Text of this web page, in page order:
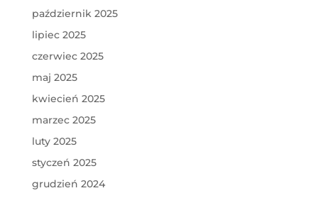
październik 2025
lipiec 2025
czerwiec 2025
maj 2025
kwiecień 2025
marzec 2025
luty 2025
styczeń 2025
grudzień 2024